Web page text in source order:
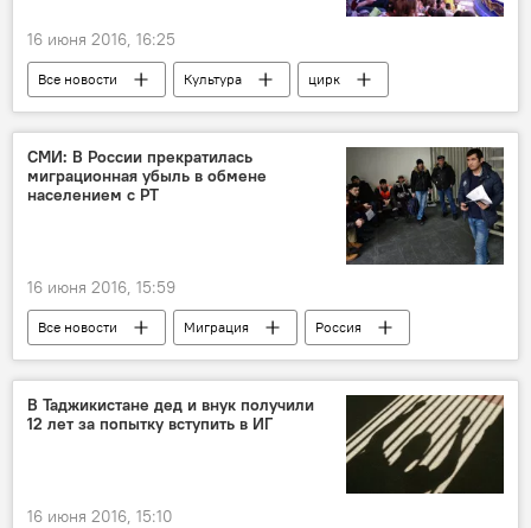
16 июня 2016, 16:25
Все новости Культура
цирк
Таджикистан
СМИ: В России прекратилась
миграционная убыль в обмене
населением с РТ
16 июня 2016, 15:59
Все новости Миграция Россия
В Таджикистане дед и внук получили
12 лет за попытку вступить в ИГ
16 июня 2016, 15:10